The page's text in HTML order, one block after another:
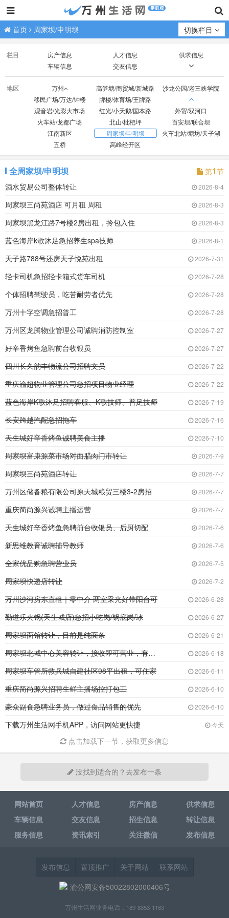
首页 周家坝/申明坝 切换栏目
栏目 房产信息 人才信息
供求信息
车辆信息
交友信息
招生信息
转让信息 服务信息
地区 万州 高笋塘/商贸城/新城路
沙龙公园/老三峡学院
移民广场/万达/钟楼
牌楼/体育场/王牌路
观音岩/光彩大市场
红光/小天鹅/国本路
外贸/双河口
火车站/龙都广场
北山/枇杷坪
百安坝/联合坝
江南新区
周家坝/申明坝
火车北站/塘坊/天子湖
五桥
高峰经开区
全周家坝/申明坝 第1节
酒水贸易公司整体转让
2026-8-4
周家坝三尚苑酒店 可月租 周租 2026-8-3
周家坝黑龙江路7号楼2房出租，拎包入住 2026-8-3
蓝色海岸k歌沐足急招养生spa技师 2026-8-1
天子路788号还房天子悦苑出租 2026-7-31
轻卡司机急招轻卡箱式货车司机 2026-7-28
个体招聘驾驶员，吃苦耐劳者优先 2026-7-28
万州十字空调急招普工 2026-7-28
万州区龙腾物业管理公司诚聘消防控制室 2026-7-27
好辛香烤鱼急聘前台收银员 2026-7-27
四川长久韵丰物流公司招聘文员 2026-7-22
重庆渝超物业管理公司急招项目物业经理 2026-7-22
蓝色海岸K歌沐足招聘客服、K歌技师、普足技师 2026-7-19
长安跨越汽配急招拖车 2026-7-16
天生城好辛香烤鱼诚聘美食主播 2026-7-10
周家坝富康源菜市场对面腊肉门市转让 2026-7-9
周家坝三尚苑酒店转让 2026-7-7
万州区储备粮有限公司原天城粮贸三楼3-2房招 2026-7-7
重庆简尚源兴诚聘主播运营 2026-7-7
天生城好辛香烤鱼急聘前台收银员、后厨切配 2026-7-6
新思维教育诚聘辅导教师 2026-7-6
全家优品购急聘营业员 2026-7-5
周家坝快递店转让 2026-7-2
万州沙河房东直租｜零中介 两室采光好带阳台可 2026-6-28
勤道乐火锅(天生城店)急招小吃岗/锅底岗/冰 2026-6-27
周家坝面馆转让，目前是纯面条 2026-6-21
周家坝北城中心美容转让，接收即可营业，有固定 2026-6-18
周家坝车管所救兵城自建社区98平出租，可住家 2026-6-11
重庆简尚源兴招聘生鲜主播场控打包工 2026-6-10
豪众副食急聘业务员，做过食品销售的优先 2026-6-10
下载万州生活网手机APP，访问网站更快捷 今天
点击加载下一节，获取更多信息
没找到适合的？去发布一条
网站首页 人才信息 房产信息
供求信息
车辆信息
交友信息 招生信息
转让信息
服务信息
资讯索引 关注微信 发布信息
发布信息 置顶推广 关于网站
联系网站
渝公网安备50022802000406号
万州生活网业务电话：189-8353-1163